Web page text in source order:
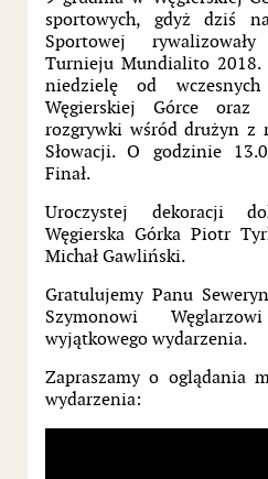
sportowych, gdyż dziś
Sportowej
Turnieju Mundialito 2018.
niedzielę od
Węgierskiej Górce
rozgrywki wśród drużyn z
Słowacji. O godzinie
Finał.
Uroczystej dekoracji
Węgierska Górka Piotr
Michał Gawliński.
Gratulujemy Panu
Szymonowi
wyjątkowego wydarzenia.
Zapraszamy o oglądania
wydarzenia: